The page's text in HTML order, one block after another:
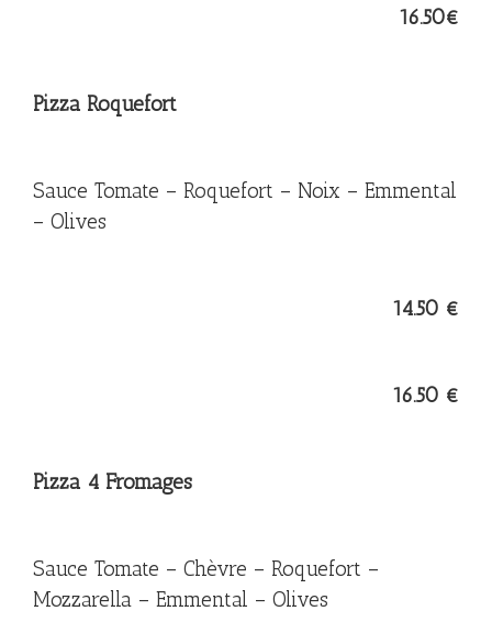
16.50€
Pizza Roquefort
Sauce Tomate – Roquefort – Noix – Emmental
– Olives
14.50 €
16.50 €
Pizza 4 Fromages
Sauce Tomate – Chèvre – Roquefort –
Mozzarella – Emmental – Olives